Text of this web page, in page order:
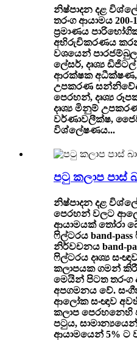
නිෂ්පාදන දළ
තරංග ආයාමය 200-
ප්‍රමාණය
අභිරුචිකරණය කරන
වශයෙන්
ලේසර්, දෘශ්‍ය
ආරක්ෂක අධීක්ෂණ,
උපකරණ
පෙරහන්, දෘශ්‍ය
දෘශ්‍ය මිනුම්
වර්ණාවලීක්ෂ,
විශ්ලේෂණය...
පටු කලාප පාස්
නිෂ්පාදන දළ
පෙරහන් වලට
ආයාමයක් තෝරා
ෆිල්ටරය band-
නිර්වචනය band-
ෆිල්ටරය දෘශ්‍ය
කලාපයක ගමන්
මෙයින් පිටත තරංග
අපගමනය වේ.
ආලෝක සංඥාව
කලාප පෙරහනෙහි
පටුය,
ආයාමයෙන් 5% ට